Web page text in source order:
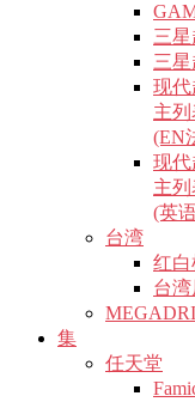
三
三
现代
主列
(EN
现代
主列
(英
台湾
红
台
集
任天堂